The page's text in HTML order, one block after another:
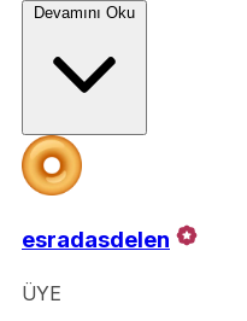
Devamını Oku
esradasdelen
ÜYE